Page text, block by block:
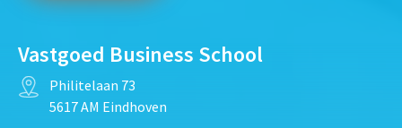
Vastgoed Business School
Philitelaan 73
5617 AM Eindhoven